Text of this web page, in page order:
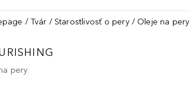
Tvár Starostlivosť o pery Oleje na pery
pery